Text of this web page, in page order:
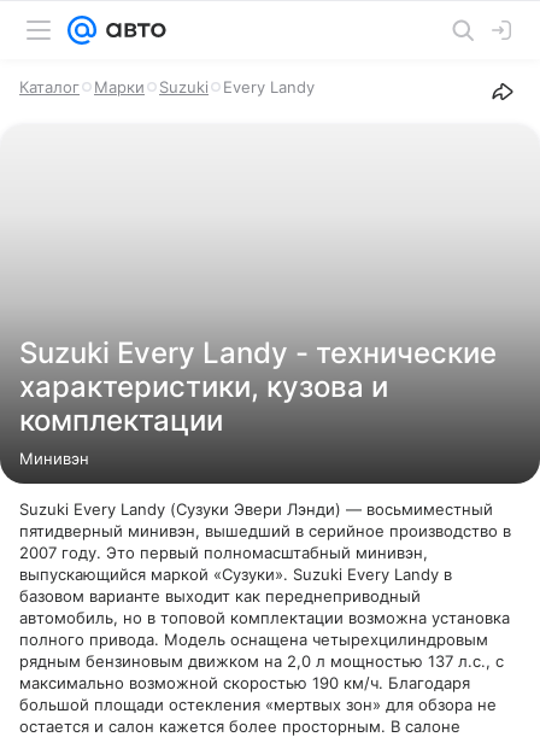
Каталог Марки Suzuki Every Landy
Suzuki Every Landy - технические
характеристики, кузова и
комплектации
Минивэн
Suzuki Every Landy (Сузуки Эвери Лэнди) — восьмиместный
пятидверный минивэн, вышедший в серийное производство в
2007 году. Это первый полномасштабный минивэн,
выпускающийся маркой «Сузуки». Suzuki Every Landy в
базовом варианте выходит как переднеприводный
автомобиль, но в топовой комплектации возможна установка
полного привода. Модель оснащена четырехцилиндровым
рядным бензиновым движком на 2,0 л мощностью 137 л.с., с
максимально возможной скоростью 190 км/ч. Благодаря
большой площади остекления «мертвых зон» для обзора не
остается и салон кажется более просторным. В салоне